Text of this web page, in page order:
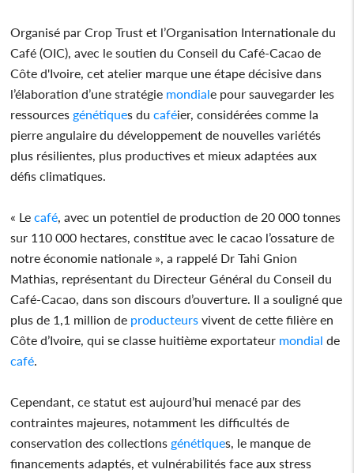
Organisé par Crop Trust et l’Organisation Internationale du
Café (OIC), avec le soutien du Conseil du Café-Cacao de
Côte d'Ivoire, cet atelier marque une étape décisive dans
l’élaboration d’une stratégie mondiale pour sauvegarder les
ressources génétiques du caféier, considérées comme la
pierre angulaire du développement de nouvelles variétés
plus résilientes, plus productives et mieux adaptées aux
défis climatiques.
« Le café, avec un potentiel de production de 20 000 tonnes
sur 110 000 hectares, constitue avec le cacao l’ossature de
notre économie nationale », a rappelé Dr Tahi Gnion
Mathias, représentant du Directeur Général du Conseil du
Café-Cacao, dans son discours d’ouverture. Il a souligné que
plus de 1,1 million de producteurs vivent de cette filière en
Côte d’Ivoire, qui se classe huitième exportateur mondial de
café.
Cependant, ce statut est aujourd’hui menacé par des
contraintes majeures, notamment les difficultés de
conservation des collections génétiques, le manque de
financements adaptés, et vulnérabilités face aux stress